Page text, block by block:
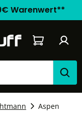
Warenwert**
Warenkorb
Aspen